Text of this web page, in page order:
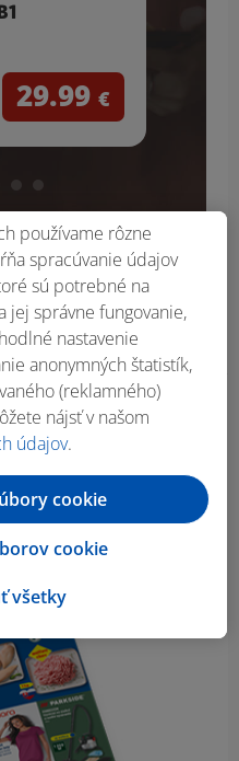
29.99 €
používame rôzne
spracúvanie údajov
sú potrebné na
jej správne fungovanie,
nastavenie
anonymných štatistík,
(reklamného)
nájsť v našom
údajov.
všetky
cookie
cookie